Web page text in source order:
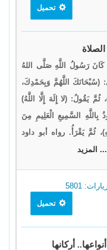
تحميل
رَسُولُ اللَّهِ صَلَّى اللهُ
(سُبْحَانَكَ اللَّهُمَّ وَبِحَمْدِكَ،
يَقُولُ: (لا إِلَهَ إِلَّا اللَّهُ)
بِاللَّهِ السَّمِيعِ الْعَلِيمِ مِنَ
ثُمَّ يَقْرَأُ. رواه أبو داود
المزيد
5801
تحميل